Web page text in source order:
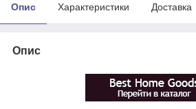
Опис Характеристики Доставка
Опис